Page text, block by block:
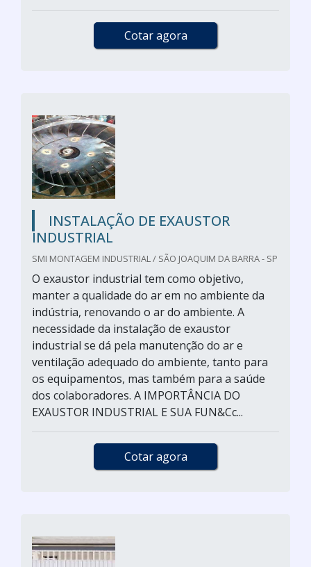
Cotar agora
INSTALAÇÃO DE EXAUSTOR
INDUSTRIAL
SMI MONTAGEM INDUSTRIAL / SÃO JOAQUIM DA BARRA - SP
O exaustor industrial tem como objetivo,
manter a qualidade do ar em no ambiente da
indústria, renovando o ar do ambiente. A
necessidade da instalação de exaustor
industrial se dá pela manutenção do ar e
ventilação adequado do ambiente, tanto para
os equipamentos, mas também para a saúde
dos colaboradores. A IMPORTÂNCIA DO
EXAUSTOR INDUSTRIAL E SUA FUN&Cc...
Cotar agora